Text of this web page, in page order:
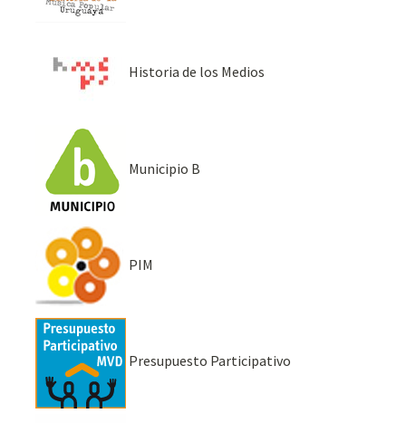
Historia de los Medios
Municipio B
PIM
Presupuesto Participativo